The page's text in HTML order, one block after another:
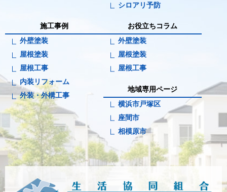
シロアリ予防
施工事例
外壁塗装
屋根塗装
屋根工事
内装リフォーム
外装・外構工事
お役立ちコラム
外壁塗装
屋根塗装
屋根工事
地域専用ページ
横浜市戸塚区
座間市
相模原市